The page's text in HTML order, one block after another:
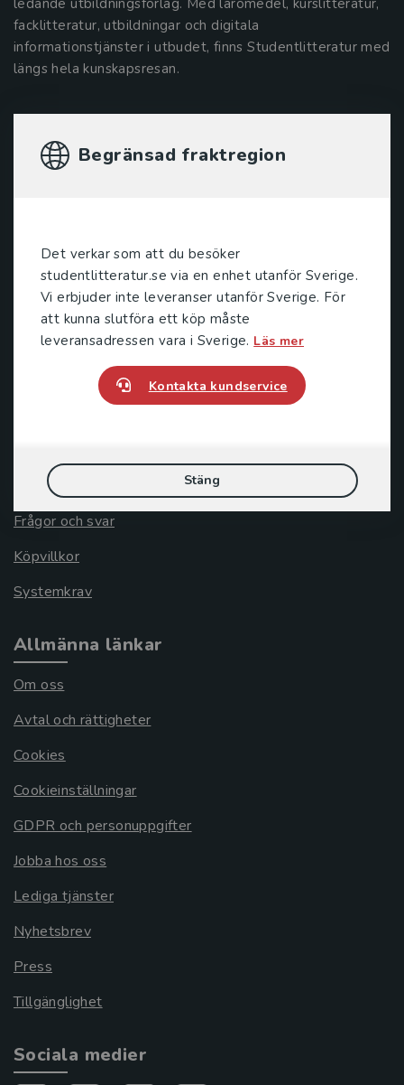
Begränsad fraktregion
Det verkar som att du besöker
studentlitteratur.se via en enhet utanför Sverige.
Vi erbjuder inte leveranser utanför Sverige. För
att kunna slutföra ett köp måste
leveransadressen vara i Sverige. Läs mer
Kontakta kundservice
Stäng
ledande utbildningsförlag. Med läromedel, kurslitteratur,
facklitteratur, utbildningar och digitala
informationstjänster i utbudet, finns Studentlitteratur med
längs hela kunskapsresan.
Kontakta oss
Kontakta oss
Box 141
221 00 Lund
Besöksadress:
Åkergränden 1
Kundservice
046-31 21 00
Frågor och svar
Köpvillkor
Systemkrav
Allmänna länkar
Om oss
Avtal och rättigheter
Cookies
Cookieinställningar
GDPR och personuppgifter
Jobba hos oss
Lediga tjänster
Nyhetsbrev
Press
Tillgänglighet
Sociala medier